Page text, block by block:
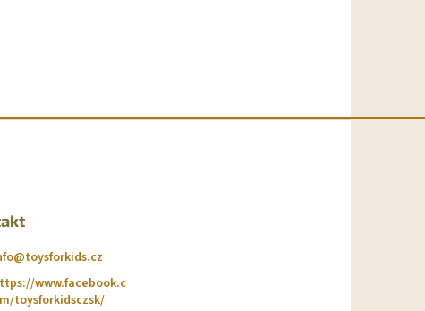
@toysforkids.cz
www.facebook.c
toysforkidsczsk/